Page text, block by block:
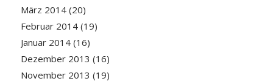
März 2014(20)
Februar 2014(19)
Januar 2014(16)
Dezember 2013 (16)
November 2013 (19)